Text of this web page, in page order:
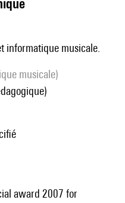
informatique musicale.
musicale)
award 2007 for